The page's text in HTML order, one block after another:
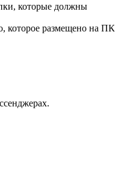
которые должны
которое размещено на ПК